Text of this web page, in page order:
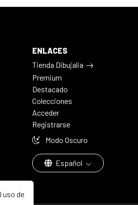
uso de
ENLACES
Tienda Dibujalia
Premium
Destacado
Colecciones
Acceder
Registrarse
Modo Oscuro
Español